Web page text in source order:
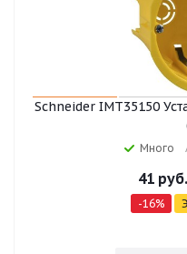
Schneider IMT35150
Много
41 руб.
-16%